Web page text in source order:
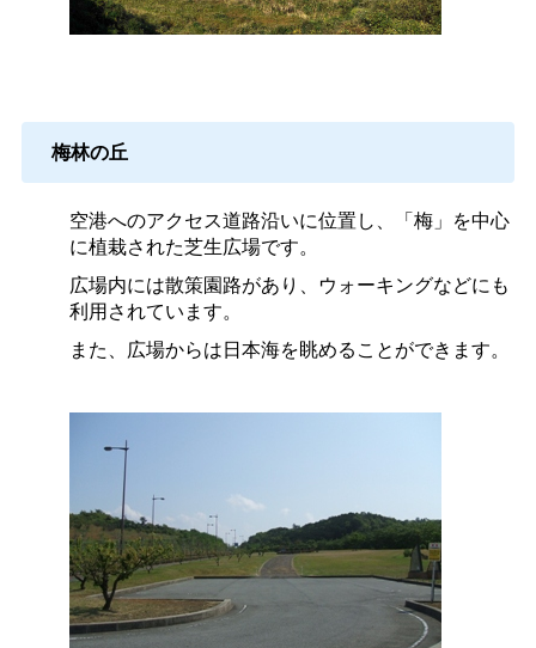
梅林の丘
空港へのアクセス道路沿いに位置し、「梅」を中心
に植栽された芝生広場です。
広場内には散策園路があり、ウォーキングなどにも
利用されています。
また、広場からは日本海を眺めることができます。